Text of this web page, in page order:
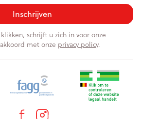
Inschrijven
schrijft u zich in voor onze
met onze privacy policy.